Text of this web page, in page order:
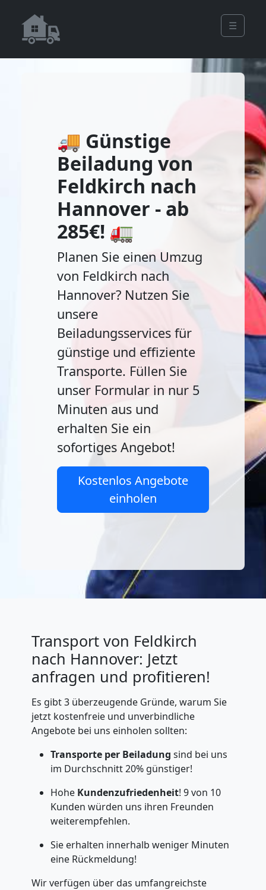
☰
🚚 Günstige
Beiladung von
Feldkirch nach
Hannover - ab
285€! 🚛
Planen Sie einen Umzug
von Feldkirch nach
Hannover? Nutzen Sie
unsere
Beiladungsservices für
günstige und effiziente
Transporte. Füllen Sie
unser Formular in nur 5
Minuten aus und
erhalten Sie ein
sofortiges Angebot!
Kostenlos Angebote
einholen
Transport von Feldkirch
nach Hannover: Jetzt
anfragen und profitieren!
Es gibt 3 überzeugende Gründe, warum Sie
jetzt kostenfreie und unverbindliche
Angebote bei uns einholen sollten:
Transporte per Beiladung sind bei uns
im Durchschnitt 20% günstiger!
Hohe Kundenzufriedenheit! 9 von 10
Kunden würden uns ihren Freunden
weiterempfehlen.
Sie erhalten innerhalb weniger Minuten
eine Rückmeldung!
Wir verfügen über das umfangreichste